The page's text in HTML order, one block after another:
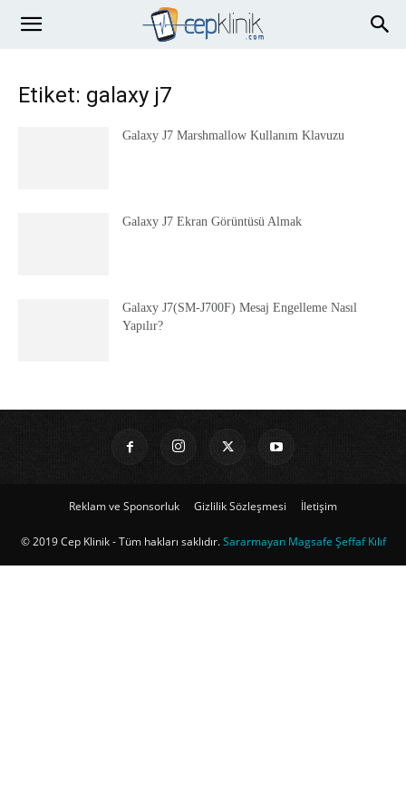
Etiket: galaxy j7
Galaxy J7 Marshmallow Kullanım Klavuzu
Galaxy J7 Ekran Görüntüsü Almak
Galaxy J7(SM-J700F) Mesaj Engelleme Nasıl
Yapılır?
Reklam ve Sponsorluk Gizlilik Sözleşmesi İletişim
© 2019 Cep Klinik - Tüm hakları saklıdır.Sararmayan Magsafe Şeffaf Kılıf